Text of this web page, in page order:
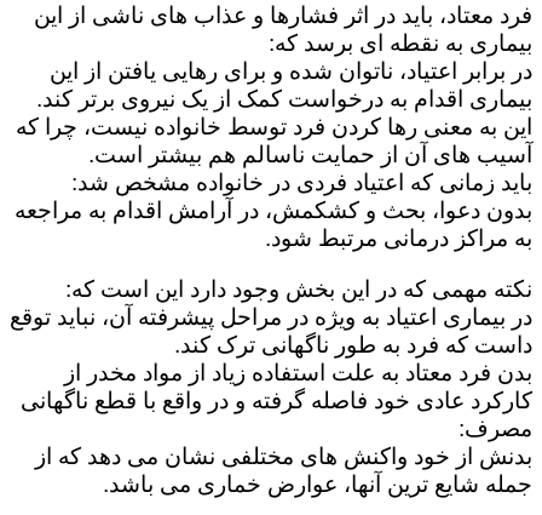
فرد معتاد، باید در اثر فشارها و عذاب های ناشی از این
بیماری به نقطه ای برسد که:
در برابر اعتیاد، ناتوان شده و برای رهایی یافتن از این
بیماری اقدام به درخواست کمک از یک نیروی برتر کند.
این به معنی رها کردن فرد توسط خانواده نیست، چرا که
آسیب های آن از حمایت ناسالم هم بیشتر است.
باید زمانی که اعتیاد فردی در خانواده مشخص شد:
بدون دعوا، بحث و کشکمش، در آرامش اقدام به مراجعه
به مراکز درمانی مرتبط شود.
نکته مهمی که در این بخش وجود دارد این است که:
در بیماری اعتیاد به ویژه در مراحل پیشرفته آن، نباید توقع
داست که فرد به طور ناگهانی ترک کند.
بدن فرد معتاد به علت استفاده زیاد از مواد مخدر از
کارکرد عادی خود فاصله گرفته و در واقع با قطع ناگهانی
مصرف:
بدنش از خود واکنش های مختلفی نشان می دهد که از
جمله شایع ترین آنها، عوارض خماری می باشد.